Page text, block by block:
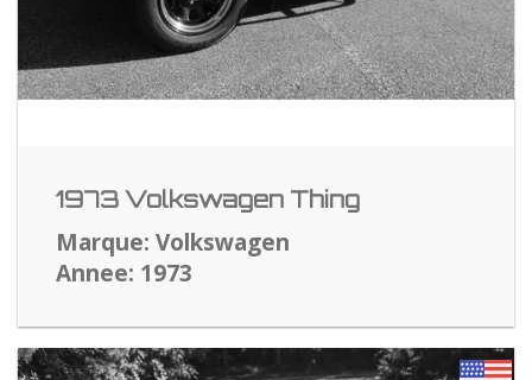
1973 Volkswagen Thing
Marque: Volkswagen
Annee: 1973